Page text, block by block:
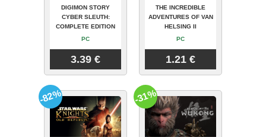
DIGIMON STORY
CYBER SLEUTH:
COMPLETE EDITION
PC
3.39 €
THE INCREDIBLE
ADVENTURES OF VAN
HELSING II
PC
1.21 €
-82% -31%